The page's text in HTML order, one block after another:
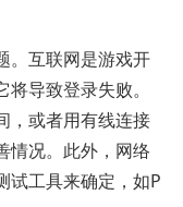
。互联网是游戏开
导致登录失败。
，或者用有线连接
情况。此外，网络
试工具来确定，如P